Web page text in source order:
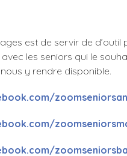
est de servir de
les seniors qui le
y rendre disponible.